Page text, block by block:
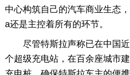
中心构筑自己的汽车商业生态
a还是主控着所有的环节。
尽管特斯拉声称已在中国
个超级充电站，在百余座城市